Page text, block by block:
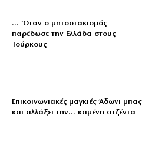
… Όταν ο μητσοτακισμός
παρέδωσε την Ελλάδα στους
Τούρκους
Επικοινωνιακές μαγκιές Άδωνι μπας
και αλλάξει την… καμένη ατζέντα